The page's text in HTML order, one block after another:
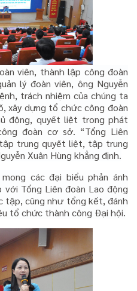
viên, thành lập công đoàn
lý đoàn viên, ông Nguyễn
trách nhiệm của chúng ta
xây dựng tổ chức công đoàn
động, quyết liệt trong phát
đoàn cơ sở. “Tổng Liên
trung quyết liệt, tập trung
Xuân Hùng khẳng định.
các đại biểu phản ánh
Tổng Liên đoàn Lao động
tập, cũng như tổng kết, đánh
tổ chức thành công Đại hội.